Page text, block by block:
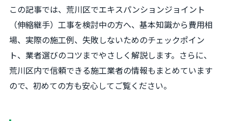
この記事では、荒川区でエキスパンションジョイント
（伸縮継手）工事を検討中の方へ、基本知識から費用相
場、実際の施工例、失敗しないためのチェックポイン
ト、業者選びのコツまでやさしく解説します。さらに、
荒川区内で信頼できる施工業者の情報もまとめています
ので、初めての方も安心してご覧ください。